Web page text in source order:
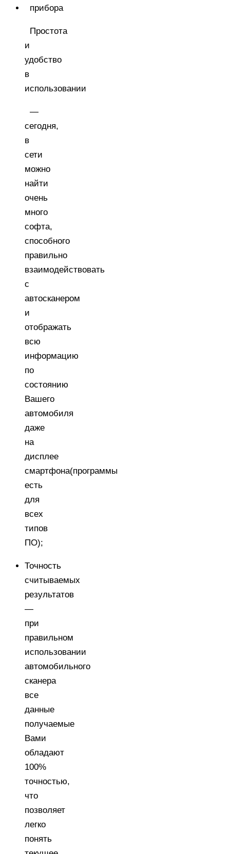
Простота
и
удобство
в
использовании
—
сегодня,
в
сети
можно
найти
очень
много
софта,
способного
правильно
взаимодействовать
с
автосканером
и
отображать
всю
информацию
по
состоянию
Вашего
автомобиля
даже
на
дисплее
смартфона(программы
есть
для
всех
типов
ПО);
Точность
считываемых
результатов
—
при
правильном
использовании
автомобильного
сканера
все
данные
получаемые
Вами
обладают
100%
точностью,
что
позволяет
легко
понять